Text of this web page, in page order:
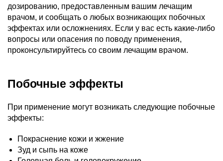
дозированию, предоставленным вашим лечащим
врачом, и сообщать о любых возникающих побочных
эффектах или осложнениях. Если у вас есть какие-либо
вопросы или опасения по поводу применения,
проконсультируйтесь со своим лечащим врачом.
Побочные эффекты
При применение могут возникать следующие побочные
эффекты:
Покраснение кожи и жжение
Зуд и сыпь на коже